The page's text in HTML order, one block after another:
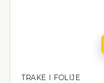
TRAKE I FOLIJE